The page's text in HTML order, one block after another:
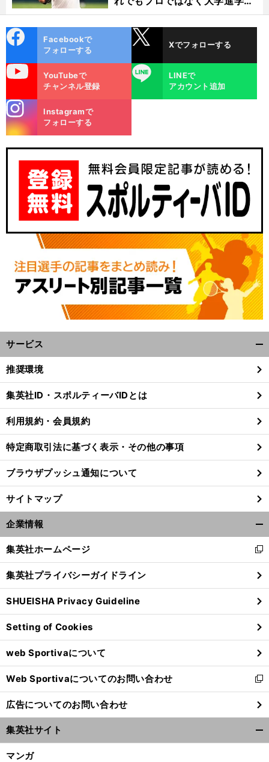
前
選ぶ理由
ok
Facebookで
フォローする
Xでフォローする
YouTubeで
チャンネル登録
LINE
LINEで
アカウント追加
m
Instagramで
フォローする
サービス
閉
る
推奨環境
集英社ID・スポルティーバIDとは
利用規約・会員規約
特定商取引法に基づく表示・その他の事項
ブラウザプッシュ通知について
サイトマップ
企業情報
閉
る
集英社ホームページ
新
し
い
ウ
ィ
ン
ド
ウ
で
開
く
集英社プライバシーガイドライン
SHUEISHA Privacy Guideline
Setting of Cookies
web Sportivaについて
Web Sportivaについてのお問い合わせ
新
し
い
ウ
ィ
ン
広告についてのお問い合わせ
集英社サイト
マンガ